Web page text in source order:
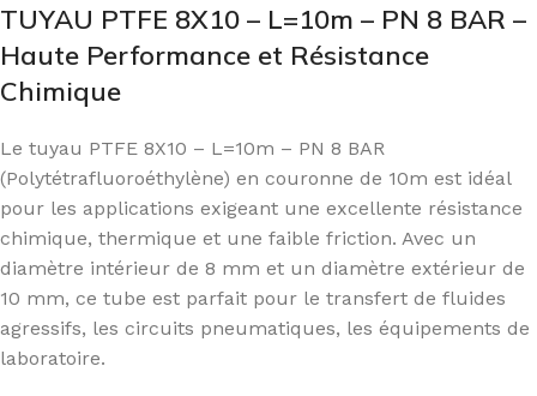
TUYAU PTFE 8X10 – L=10m – PN 8 BAR –
Haute Performance et Résistance
Chimique
Le tuyau PTFE 8X10 – L=10m – PN 8 BAR
(Polytétrafluoroéthylène) en couronne de 10m est idéal
pour les applications exigeant une excellente résistance
chimique, thermique et une faible friction. Avec un
diamètre intérieur de 8 mm et un diamètre extérieur de
10 mm, ce tube est parfait pour le transfert de fluides
agressifs, les circuits pneumatiques, les équipements de
laboratoire.